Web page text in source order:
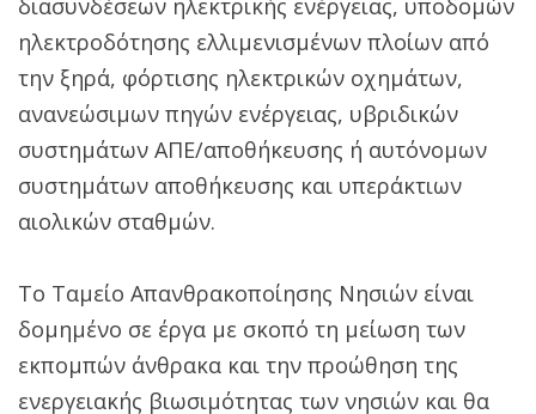
διασυνδέσεων ηλεκτρικής ενέργειας, υποδομών
ηλεκτροδότησης ελλιμενισμένων πλοίων από
την ξηρά, φόρτισης ηλεκτρικών οχημάτων,
ανανεώσιμων πηγών ενέργειας, υβριδικών
συστημάτων ΑΠΕ/αποθήκευσης ή αυτόνομων
συστημάτων αποθήκευσης και υπεράκτιων
αιολικών σταθμών.
Το Ταμείο Απανθρακοποίησης Νησιών είναι
δομημένο σε έργα με σκοπό τη μείωση των
εκπομπών άνθρακα και την προώθηση της
ενεργειακής βιωσιμότητας των νησιών και θα